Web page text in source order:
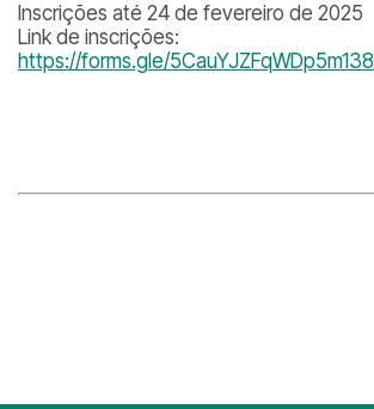
Inscrições até 24 de fevereiro de 2025
Link de inscrições:
https://forms.gle/5CauYJZFqWDp5m138